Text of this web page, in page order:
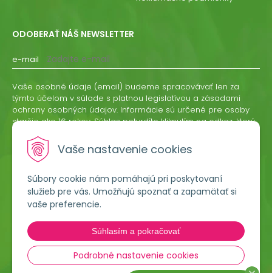
Vaše nastavenie cookies
Súbory cookie nám pomáhajú pri poskytovaní
služieb pre vás. Umožňujú spoznať a zapamätať si
vaše preferencie.
Súhlasím a pokračovať
Podrobné nastavenie cookies
Lumigreen, s.r.o.
Hradská 535
966 54 Tekovské Nemce
ODOBERAŤ NÁŠ NEWSLETTER
e-mail
ODOBERAŤ
Vaše osobné údaje (email) budeme spracovávať len za
týmto účelom v súlade s platnou legislatívou a zásadami
ochrany osobných údajov. Informácie sú určené pre osoby
staršie ako 16 rokov. Súhlas potvrdíte kliknutím na odkaz, ktorý
odvolať písomne, emailom alebo kliknutím na odkaz z
ktoréhokoľvek informačného emailu.